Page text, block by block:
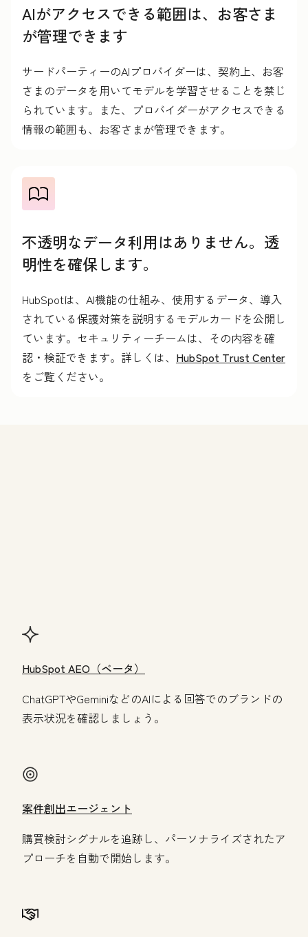
AIがアクセスできる範囲は、お客さま
が管理できます
サードパーティーのAIプロバイダーは、契約上、お客
さまのデータを用いてモデルを学習させることを禁じ
られています。また、プロバイダーがアクセスできる
情報の範囲も、お客さまが管理できます。
不透明なデータ利用はありません。透
明性を確保します。
HubSpotは、AI機能の仕組み、使用するデータ、導入
されている保護対策を説明するモデルカードを公開し
ています。セキュリティーチームは、その内容を確
認・検証できます。詳しくは、 HubSpot Trust Center
をご覧ください。
HubSpot AEO（ベータ）
ChatGPTやGeminiなどのAIによる回答でのブランドの
表示状況を確認しましょう。
案件創出エージェント
購買検討シグナルを追跡し、パーソナライズされたア
プローチを自動で開始します。